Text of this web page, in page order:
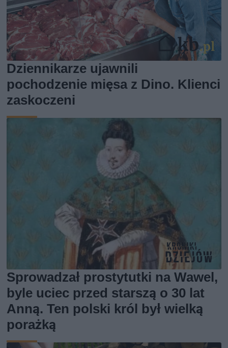
Dziennikarze ujawnili
pochodzenie mięsa z Dino. Klienci
zaskoczeni
Sprowadzał prostytutki na Wawel,
byle uciec przed starszą o 30 lat
Anną. Ten polski król był wielką
porażką